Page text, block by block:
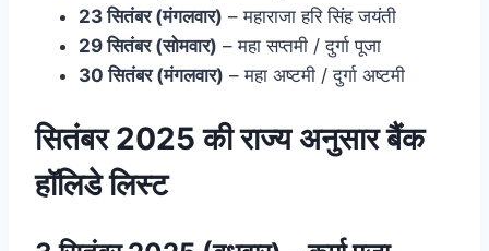
23 सितंबर (मंगलवार) – महाराजा हरि सिंह जयंती
29 सितंबर (सोमवार) – महा सप्तमी / दुर्गा पूजा
30 सितंबर (मंगलवार) – महा अष्टमी / दुर्गा अष्टमी
सितंबर 2025 की राज्य अनुसार बैंक
हॉलिडे लिस्ट